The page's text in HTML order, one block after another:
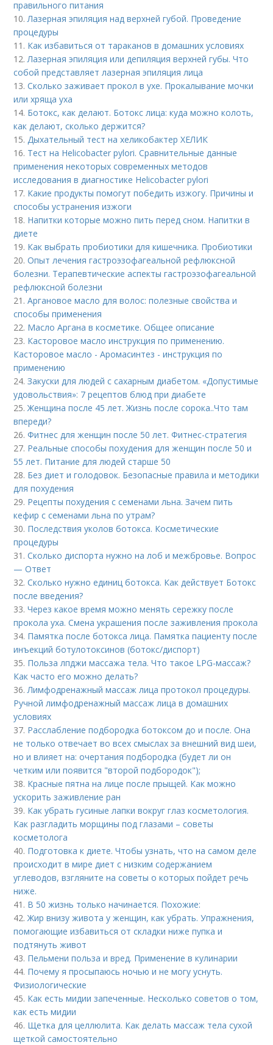
правильного питания
10. Лазерная эпиляция над верхней губой. Проведение
процедуры
11. Как избавиться от тараканов в домашних условиях
12. Лазерная эпиляция или депиляция верхней губы. Что
собой представляет лазерная эпиляция лица
13.Сколько заживает прокол в ухе. Прокалывание мочки
или хряща уха
14. Ботокс, как делают. Ботокс лица: куда можно колоть,
как делают, сколько держится?
15. Дыхательный тест на хеликобактер ХЕЛИК
16. Тест на Helicobacter pylori. Сравнительные данные
применения некоторых современных методов
исследования в диагностике Helicobacter pylori
17. Какие продукты помогут победить изжогу. Причины и
способы устранения изжоги
18. Напитки которые можно пить перед сном. Напитки в
диете
19. Как выбрать пробиотики для кишечника. Пробиотики
20.Опыт лечения гастроэзофагеальной рефлюксной
болезни. Терапевтические аспекты гастроэзофагеальной
рефлюксной болезни
21.Аргановое масло для волос: полезные свойства и
способы применения
22. Масло Аргана в косметике. Общее описание
23. Касторовое масло инструкция по применению.
Касторовое масло - Аромасинтез - инструкция по
применению
24.Закуски для людей с сахарным диабетом. «Допустимые
удовольствия»: 7 рецептов блюд при диабете
25.Женщина после 45 лет. Жизнь после сорока..Что там
впереди?
26.Фитнес для женщин после 50 лет. Фитнес-стратегия
27. Реальные способы похудения для женщин после 50 и
55 лет. Питание для людей старше 50
28. Без диет и голодовок. Безопасные правила и методики
для похудения
29. Рецепты похудения с семенами льна. Зачем пить
кефир с семенами льна по утрам?
30. Последствия уколов ботокса. Косметические
процедуры
31.Сколько диспорта нужно на лоб и межбровье. Вопрос
— Ответ
32.Сколько нужно единиц ботокса. Как действует Ботокс
после введения?
33.Через какое время можно менять сережку после
прокола уха. Смена украшения после заживления прокола
34. Памятка после ботокса лица. Памятка пациенту после
инъекций ботулотоксинов (ботокс/диспорт)
35. Польза лпджи массажа тела. Что такое LPG-массаж?
Как часто его можно делать?
36. Лимфодренажный массаж лица протокол процедуры.
Ручной лимфодренажный массаж лица в домашних
условиях
37. Расслабление подбородка ботоксом до и после. Она
не только отвечает во всех смыслах за внешний вид шеи,
но и влияет на: очертания подбородка (будет ли он
четким или появится "второй подбородок");
38. Красные пятна на лице после прыщей. Как можно
ускорить заживление ран
39. Как убрать гусиные лапки вокруг глаз косметология.
Как разгладить морщины под глазами – советы
косметолога
40. Подготовка к диете. Чтобы узнать, что на самом деле
происходит в мире диет с низким содержанием
углеводов, взгляните на советы о которых пойдет речь
ниже.
41. В 50 жизнь только начинается. Похожие:
42.Жир внизу живота у женщин, как убрать. Упражнения,
помогающие избавиться от складки ниже пупка и
подтянуть живот
43. Пельмени польза и вред. Применение в кулинарии
44. Почему я просыпаюсь ночью и не могу уснуть.
Физиологические
45. Как есть мидии запеченные. Несколько советов о том,
как есть мидии
46. Щетка для целлюлита. Как делать массаж тела сухой
щеткой самостоятельно